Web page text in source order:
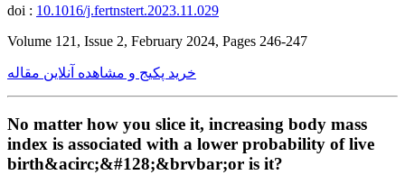
doi : 10.1016/j.fertnstert.2023.11.029
Volume 121, Issue 2, February 2024, Pages 246-247
خرید پکیج و مشاهده آنلاین مقاله
No matter how you slice it, increasing body mass
index is associated with a lower probability of live
birth&acirc;&#128;&brvbar;or is it?